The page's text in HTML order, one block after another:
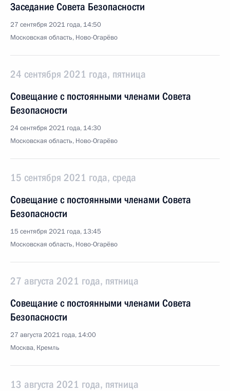
Заседание Совета Безопасности
27 сентября 2021 года, 14:50
Московская область, Ново-Огарёво
24 сентября 2021 года, пятница
Совещание с постоянными членами Совета
Безопасности
24 сентября 2021 года, 14:30
Московская область, Ново-Огарёво
15 сентября 2021 года, среда
Совещание с постоянными членами Совета
Безопасности
15 сентября 2021 года, 13:45
Московская область, Ново-Огарёво
27 августа 2021 года, пятница
Совещание с постоянными членами Совета
Безопасности
27 августа 2021 года, 14:00
Москва, Кремль
13 августа 2021 года, пятница